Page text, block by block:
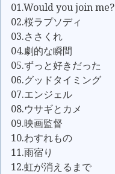
01.Would you join me?
02.桜ラプソディ
03.ささくれ
04.劇的な瞬間
05.ずっと好きだった
06.グッドタイミング
07.エンジェル
08.ウサギとカメ
09.映画監督
10.わすれもの
11.雨宿り
12.虹が消えるまで